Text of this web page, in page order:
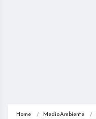
Home Medio Ambiente